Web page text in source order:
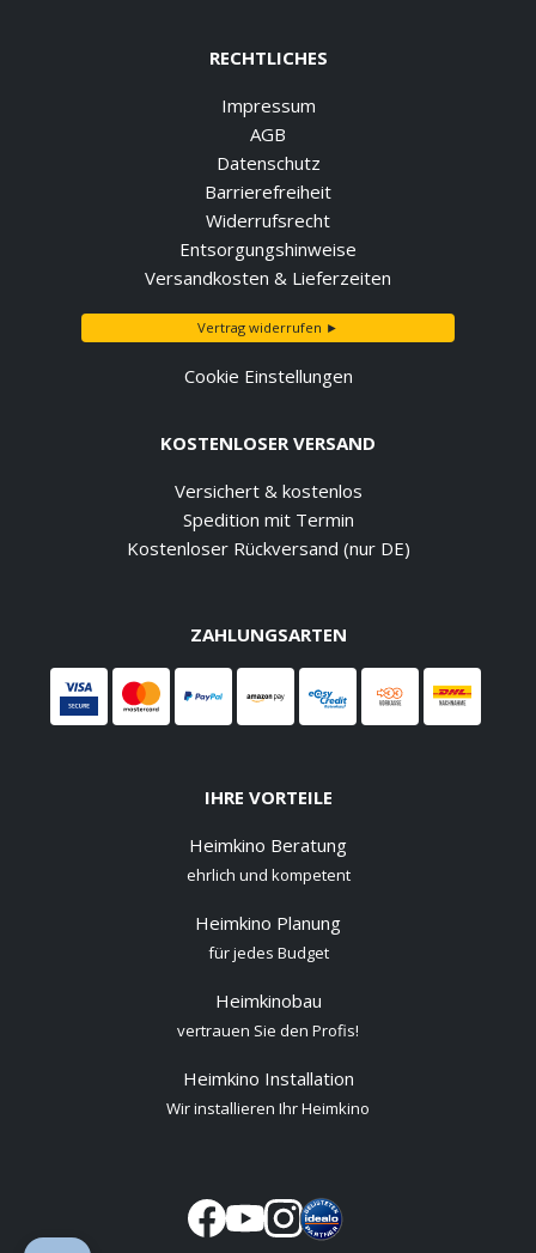
RECHTLICHES
Impressum
AGB
Datenschutz
Barrierefreiheit
Widerrufsrecht
Entsorgungshinweise
Versandkosten & Lieferzeiten
Vertrag widerrufen ►
Cookie Einstellungen
KOSTENLOSER VERSAND
Versichert & kostenlos
Spedition mit Termin
Kostenloser Rückversand (nur DE)
ZAHLUNGSARTEN
IHRE VORTEILE
Heimkino Beratung
ehrlich und kompetent
Heimkino Planung
für jedes Budget
Heimkinobau
vertrauen Sie den Profis!
Heimkino Installation
Wir installieren Ihr Heimkino